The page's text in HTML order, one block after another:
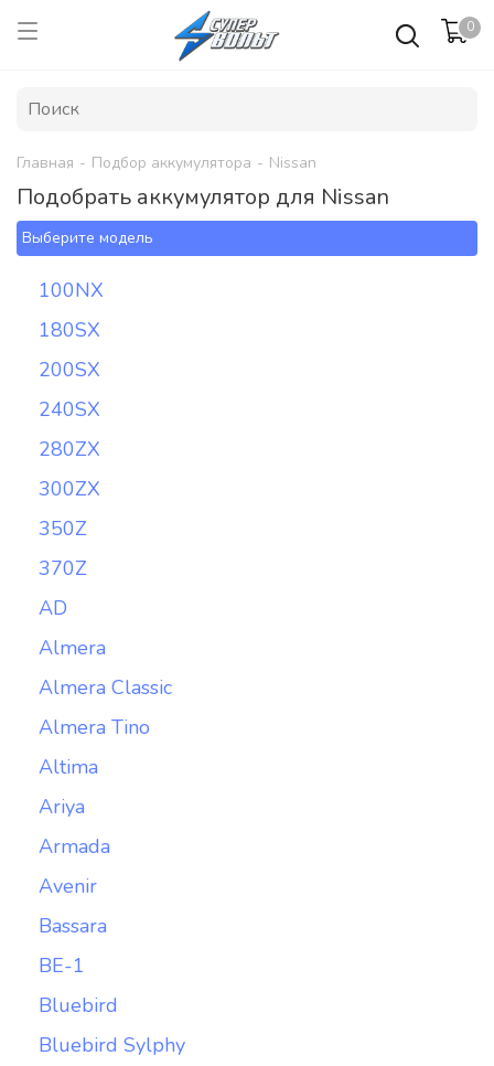
0
Главная - Подбор аккумулятора - Nissan
Подобрать аккумулятор для Nissan
Выберите модель
100NX
180SX
200SX
240SX
280ZX
300ZX
350Z
370Z
AD
Almera
Almera Classic
Almera Tino
Altima
Ariya
Armada
Avenir
Bassara
BE-1
Bluebird
Bluebird Sylphy